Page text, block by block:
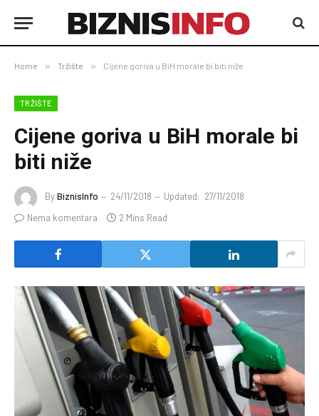
Home » Tržište » Cijene goriva u BiH morale bi biti niže
TRŽIŠTE
Cijene goriva u BiH morale bi
biti niže
ByBiznisInfo 24/11/2018 Updated: 27/11/2018
Nema komentara
2 Mins Read